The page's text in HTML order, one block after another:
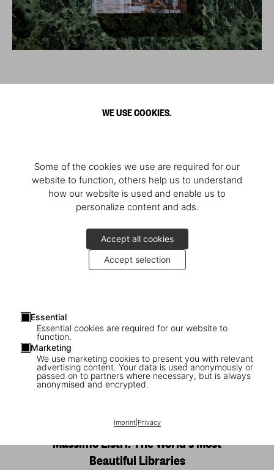
WE USE COOKIES.
Some of the cookies we use are required for our
website to function, others help us to understand
how our website is used and enable us to
personalize content and ads.
Accept all cookies
Accept selection
Essential
Essential cookies are required for our website to
function.
Marketing
We use marketing cookies to present you with relevant
advertising content. Your data is used anonymously or
passed on to partners where necessary, but is always
anonymised and encrypted.
Imprint| Privacy
1
XXL
Massimo Listri. The World’s Most
Beautiful Libraries